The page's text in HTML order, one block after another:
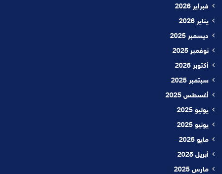
فبراير 2026
يناير 2026
ديسمبر 2025
نوفمبر 2025
أكتوبر 2025
سبتمبر 2025
أغسطس 2025
يوليو 2025
يونيو 2025
مايو 2025
أبريل 2025
مارس 2025